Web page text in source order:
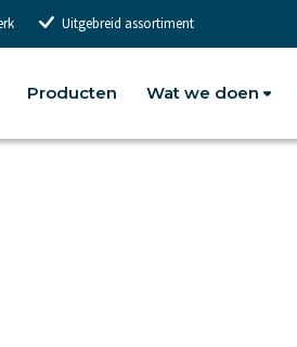
Uitgebreid assortiment
Producten Wat we doen